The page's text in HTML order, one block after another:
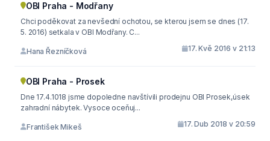
OBI Praha - Modřany
Chci poděkovat za nevšední ochotou, se kterou jsem se dnes (17.
5. 2016) setkala v OBI Modřany. C...
Hana Řezníčková 17. Kvě 2016 v 21:13
OBI Praha - Prosek
Dne 17.4.1018 jsme dopoledne navštívili prodejnu OBI Prosek,úsek
zahradní nábytek. Vysoce oceňuj...
František Mikeš 17. Dub 2018 v 20:59